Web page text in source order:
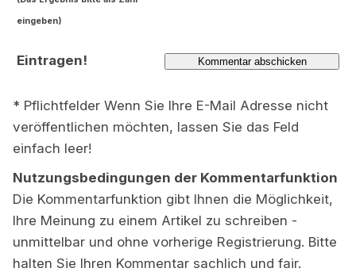
eingeben)
Eintragen!
* Pflichtfelder Wenn Sie Ihre E-Mail Adresse nicht
veröffentlichen möchten, lassen Sie das Feld
einfach leer!
Nutzungsbedingungen der Kommentarfunktion
Die Kommentarfunktion gibt Ihnen die Möglichkeit,
Ihre Meinung zu einem Artikel zu schreiben -
unmittelbar und ohne vorherige Registrierung. Bitte
halten Sie Ihren Kommentar sachlich und fair.